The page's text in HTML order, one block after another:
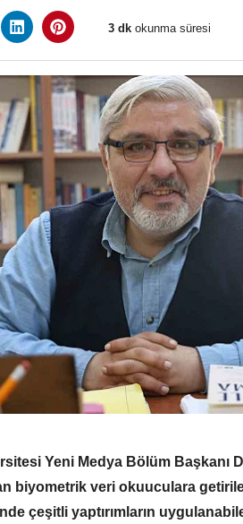
3 dk okunma süresi
Yeni Medya Bölüm Başkanı
biyometrik veri okuuculara
çeşitli yaptırımların